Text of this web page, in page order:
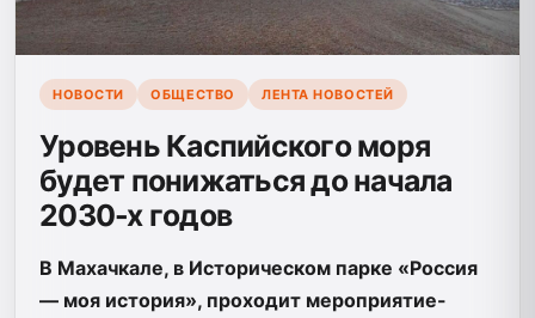
НОВОСТИ ОБЩЕСТВО ЛЕНТА НОВОСТЕЙ
Уровень Каспийского моря
будет понижаться до начала
2030-х годов
В Махачкале, в Историческом парке «Россия
— моя история», проходит мероприятие-